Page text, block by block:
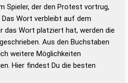
– Standardwerk in 12 Bänden
– Richtiges und gutes
– Die deutsche Grammatik
– Deutsches
Spieler, der den Protest vortrug,
Wort verbleibt auf dem
das Wort platziert hat, werden die
Aus den Buchstaben
weitere Möglichkeiten
Hier findest Du die besten